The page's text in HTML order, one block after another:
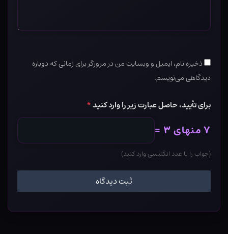
ذخیره نام، ایمیل و وبسایت من در مرورگر برای زمانی که دوباره
دیدگاهی می‌نویسم.
برای تأیید، حاصل عبارت زیر را وارد کنید*
۷ منهای ۳ =
(جواب را با عدد انگلیسی وارد کنید)